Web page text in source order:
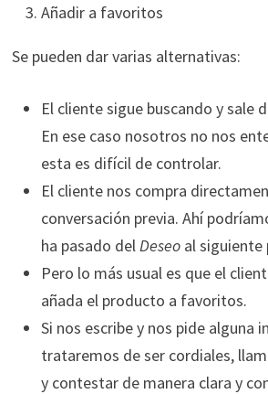
Añadir a favoritos
Se pueden dar varias alternativas:
El cliente sigue buscando y sale
En ese caso nosotros no nos
esta es difícil de controlar.
El cliente nos compra
conversación previa. Ahí
ha pasado delDeseoal siguiente
Pero lo más usual es que el
añada el producto a favoritos.
Si nos escribe y nos pide alguna
trataremos de ser cordiales,
y contestar de manera clara y